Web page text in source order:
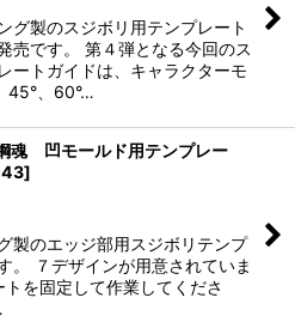
グ製のスジボリ用テンプレート
売です。 第４弾となる今回のス
ートガイドは、キャラクターモ
45°、60°…
魂 凹モールド用テンプレー
]
のエッジ部用スジボリテンプ
。 ７デザインが用意されていま
を固定して作業してくださ